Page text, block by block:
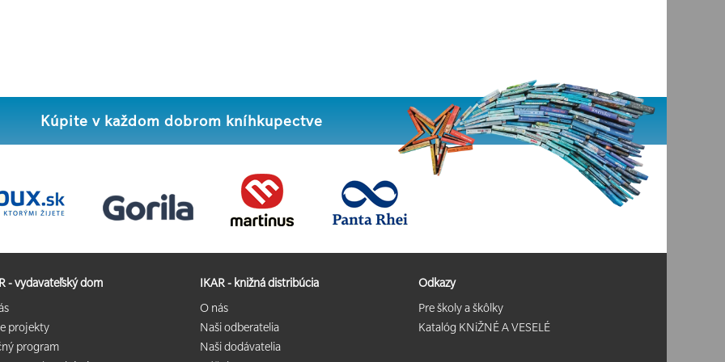
Kúpite v každom dobrom kníhkupectve
- vydavateľský dom
projekty
program
IKAR - knižná distribúcia
O nás
Naši odberatelia
Naši dodávatelia
Odkazy
Pre školy a škôlky
Katalóg KNiŽNÉ A VESELÉ